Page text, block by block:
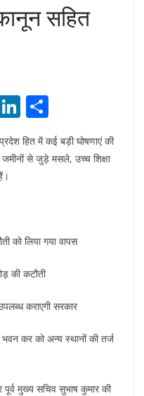
सहित
el
Li
n
k
h
ar
हित में कई बड़ी घोषणाएं की
से जुड़े मसले, उच्च शिक्षा
को लिया गया वापस
की कटौती
कराएगी सरकार
कर को अन्य स्थानों की तर्ज
मुख्य सचिव सुभाष कुमार की